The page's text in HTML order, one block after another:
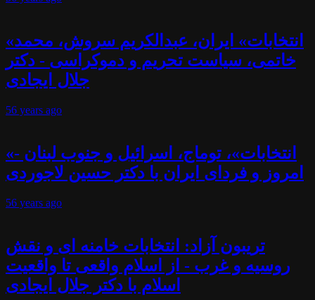
«انتخابات» ایران، عبدالکریم سروش، محمد
خاتمی، سیاست تحریم و دموکراسی - دکتر
جلال ایجادی
56 years ago
«انتخابات»، توماج، اسرائیل و جنوب لبنان -
امروز و فردای ایران با دکتر حسین لاجوردی
56 years ago
تریبون آزاد: انتخابات خامنه ای و نقش
روسیه و غرب - از اسلام واقعی تا واقعیت
اسلام با دکتر جلال ایجادی